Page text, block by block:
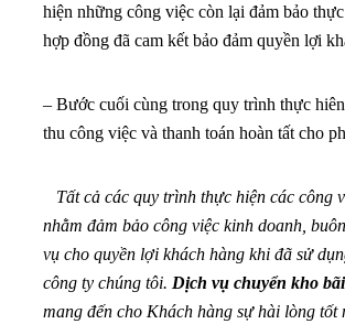
hiện những công việc còn lại đảm bảo
hợp đồng đã cam kết bảo đảm quyền lợi
– Bước cuối cùng trong quy trình thực
thu công việc và thanh toán hoàn tất cho
Tất cả các quy trình thực hiện các công
nhằm đảm bảo công việc kinh doanh,
vụ cho quyền lợi khách hàng khi đã sử
công ty chúng tôi. Dịch vụ chuyển kho
mang đến cho Khách hàng sự hài lòng tốt